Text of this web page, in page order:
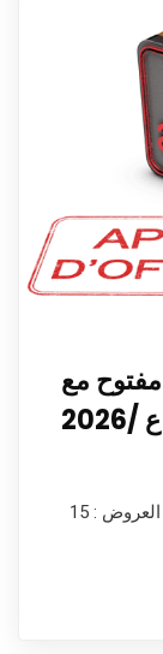
مع
الهيئة :مديرية الأشغال العمومية مدة تحضير العروض : 15